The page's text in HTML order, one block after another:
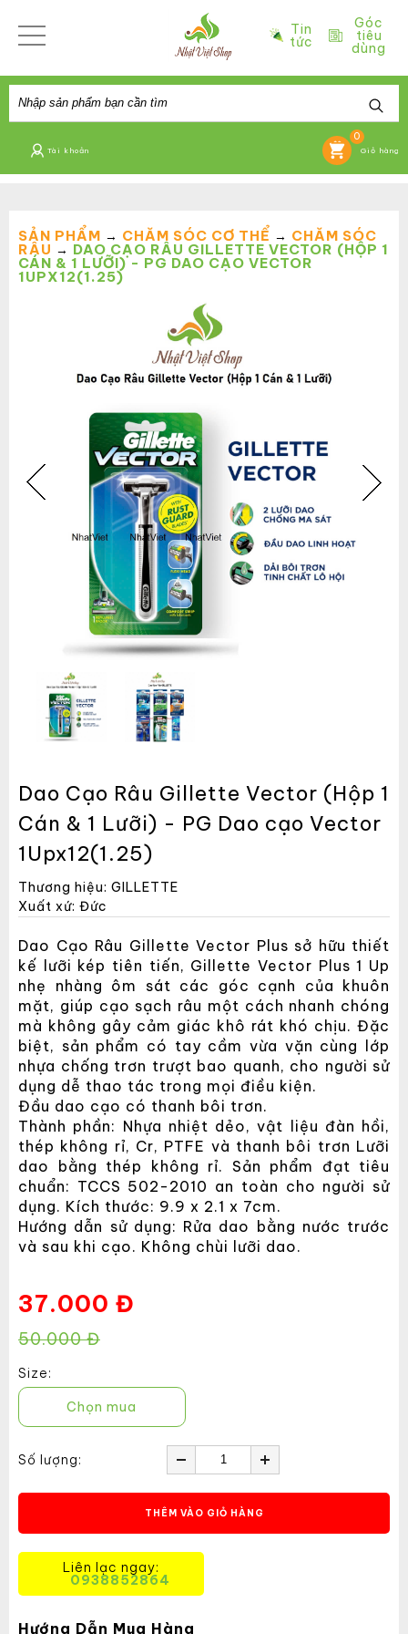
Tin
tức
Góc
tiêu
dùng
Tài khoản Giỏ hàng
0
SẢN PHẨM → CHĂM SÓC CƠ THỂ → CHĂM SÓC
RÂU → DAO CẠO RÂU GILLETTE VECTOR (HỘP 1
CÁN & 1 LƯỠI) - PG DAO CẠO VECTOR
1UPX12(1.25)
Dao Cạo Râu Gillette Vector (Hộp 1
Cán & 1 Lưỡi) - PG Dao cạo Vector
1Upx12(1.25)
Thương hiệu: GILLETTE
Xuất xứ: Đức
Dao Cạo Râu Gillette Vector Plus sở hữu thiết
kế lưỡi kép tiên tiến, Gillette Vector Plus 1 Up
nhẹ nhàng ôm sát các góc cạnh của khuôn
mặt, giúp cạo sạch râu một cách nhanh chóng
mà không gây cảm giác khô rát khó chịu. Đặc
biệt, sản phẩm có tay cầm vừa vặn cùng lớp
nhựa chống trơn trượt bao quanh, cho người sử
dụng dễ thao tác trong mọi điều kiện.
Đầu dao cạo có thanh bôi trơn.
Thành phần: Nhựa nhiệt dẻo, vật liệu đàn hồi,
thép không rỉ, Cr, PTFE và thanh bôi trơn Lưỡi
dao bằng thép không rỉ. Sản phẩm đạt tiêu
chuẩn: TCCS 502-2010 an toàn cho người sử
dụng. Kích thước: 9.9 x 2.1 x 7cm.
Hướng dẫn sử dụng: Rửa dao bằng nước trước
và sau khi cạo. Không chùi lưỡi dao.
37.000 Đ
50.000 Đ
Size:
Chọn mua
Số lượng:
THÊM VÀO GIỎ HÀNG
Liên lạc ngay:
0938852864
Hướng Dẫn Mua Hàng